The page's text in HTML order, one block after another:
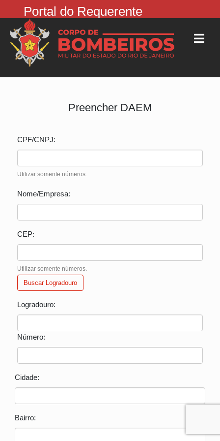
Portal do Requerente
Preencher DAEM
CPF/CNPJ:
Utilizar somente números.
Nome/Empresa:
CEP:
Utilizar somente números.
Buscar Logradouro
Logradouro:
Número:
Cidade:
Bairro: